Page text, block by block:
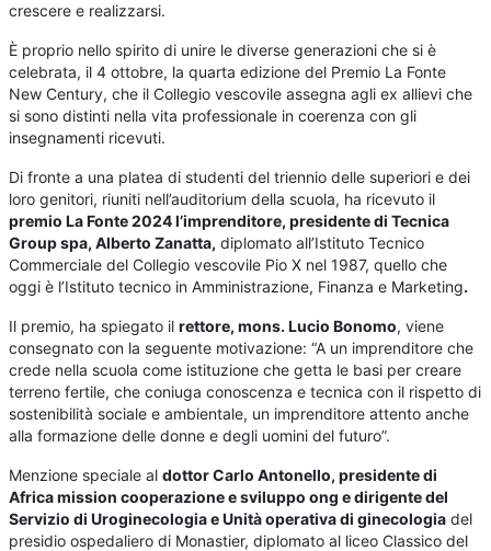
crescere e realizzarsi.
È proprio nello spirito di unire le diverse generazioni che si è
celebrata, il 4 ottobre, la quarta edizione del Premio La Fonte
New Century, che il Collegio vescovile assegna agli ex allievi che
si sono distinti nella vita professionale in coerenza con gli
insegnamenti ricevuti.
Di fronte a una platea di studenti del triennio delle superiori e dei
loro genitori, riuniti nell’auditorium della scuola, ha ricevuto il
premio La Fonte 2024 l’imprenditore, presidente di Tecnica
Group spa, Alberto Zanatta, diplomato all’Istituto Tecnico
Commerciale del Collegio vescovile Pio X nel 1987, quello che
oggi è l’Istituto tecnico in Amministrazione, Finanza e Marketing.
Il premio, ha spiegato ilrettore, mons. Lucio Bonomo, viene
consegnato con la seguente motivazione: “A un imprenditore che
crede nella scuola come istituzione che getta le basi per creare
terreno fertile, che coniuga conoscenza e tecnica con il rispetto di
sostenibilità sociale e ambientale, un imprenditore attento anche
alla formazione delle donne e degli uomini del futuro”.
Menzione speciale aldottor Carlo Antonello, presidente di
Africa mission cooperazione e sviluppo ong e dirigente del
Servizio di Uroginecologia e Unità operativa di ginecologia del
presidio ospedaliero di Monastier, diplomato al liceo Classico del